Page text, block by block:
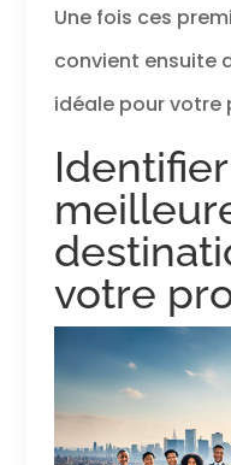
Une fois ces
convient ensuite
idéale pour votre
votre